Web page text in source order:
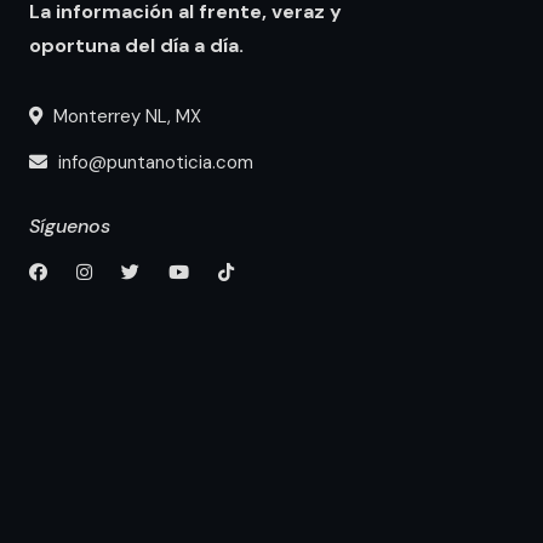
La información al frente, veraz y
oportuna del día a día.
Monterrey NL, MX
info@puntanoticia.com
Síguenos